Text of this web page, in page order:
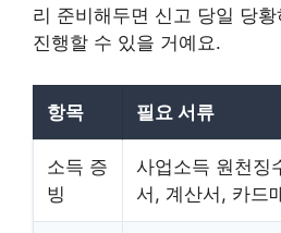
리 준비해두면 신고 당일 당
진행할 수 있을 거예요.
항목 필요 서류
소득 증
빙
사업소득 원천징
서, 계산서, 카드